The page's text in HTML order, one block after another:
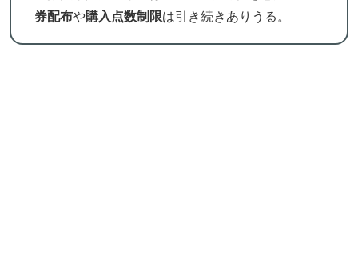
券配布や購入点数制限は引き続きありうる。